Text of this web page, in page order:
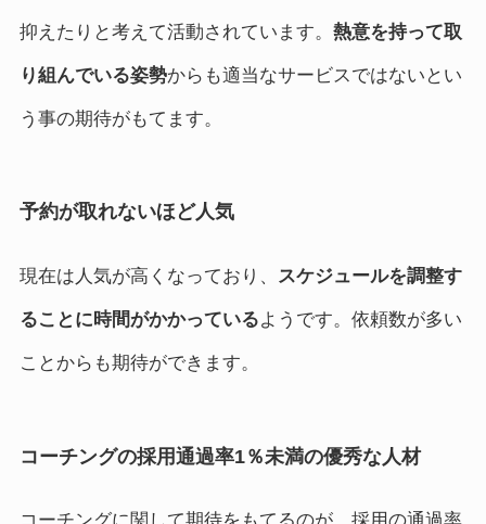
抑えたりと考えて活動されています。 熱意を持って取
り組んでいる姿勢からも適当なサービスではないとい
う事の期待がもてます。
予約が取れないほど人気
現在は人気が高くなっており、 スケジュールを調整す
ることに時間がかかっているようです。依頼数が多い
ことからも期待ができます。
コーチングの採用通過率1％未満の優秀な人材